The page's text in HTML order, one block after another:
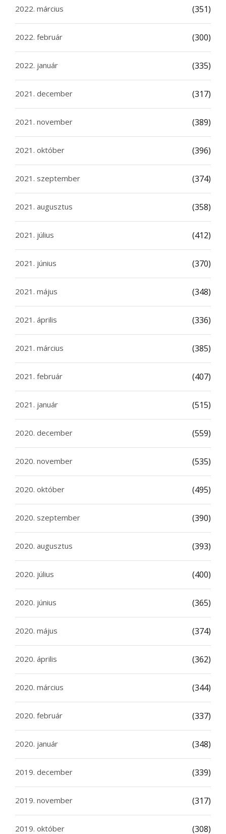
2022. március (351)
2022. február (300)
2022. január (335)
2021. december (317)
2021. november (389)
2021. október (396)
2021. szeptember (374)
2021. augusztus (358)
2021. július (412)
2021. június (370)
2021. május (348)
2021. április (336)
2021. március (385)
2021. február (407)
2021. január (515)
2020. december (559)
2020. november (535)
2020. október (495)
2020. szeptember (390)
2020. augusztus (393)
2020. július (400)
2020. június (365)
2020. május (374)
2020. április (362)
2020. március (344)
2020. február (337)
2020. január (348)
2019. december (339)
2019. november (317)
2019. október (308)